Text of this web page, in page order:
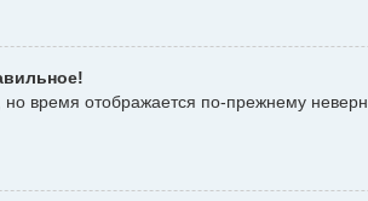
время отображается по-прежнему